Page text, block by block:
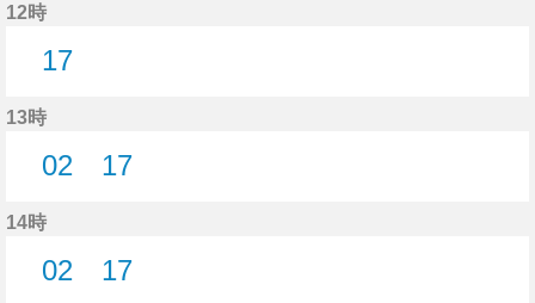
12時
17
13時
02
17
14時
02
17